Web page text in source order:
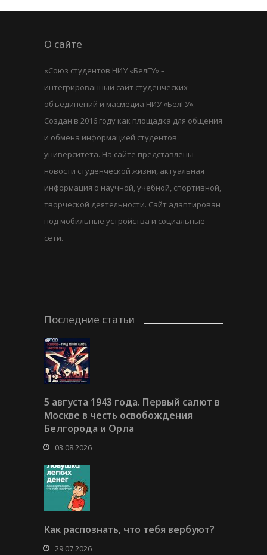
О сайте
«Союз студентов НИУ «БелГУ» –
интегрированный сайт студенческих
объединений и масмедиа НИУ «БелГУ».
Создан в 2016 году как площадка для общения
и обмена информацией студентов
университета. На сайте представлены
новости студенческой жизни, актуальная
информация о научной, учебной, спортивной,
творческой деятельности. Сайт адаптирован
под мобильные устройства и социальные
сети.
Последние статьи
5 августа 1943 года. Первый салют в
Москве в честь освобождения
Белгорода и Орла
03.08.2026
Как распознать, что тебя вербуют?
29.07.2026